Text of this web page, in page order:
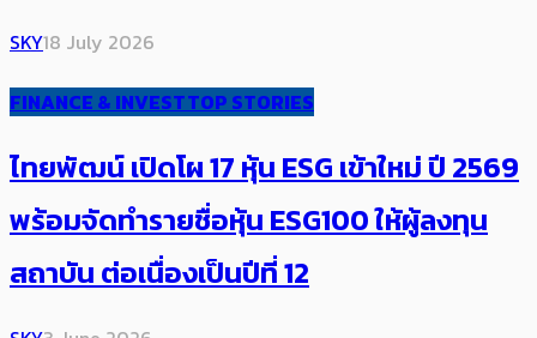
SKY18 July 2026
FINANCE & INVESTTOP STORIES
ไทยพัฒน์ เปิดโผ 17 หุ้น ESG เข้าใหม่ ปี 2569
พร้อมจัดทำรายชื่อหุ้น ESG100 ให้ผู้ลงทุน
สถาบัน ต่อเนื่องเป็นปีที่ 12